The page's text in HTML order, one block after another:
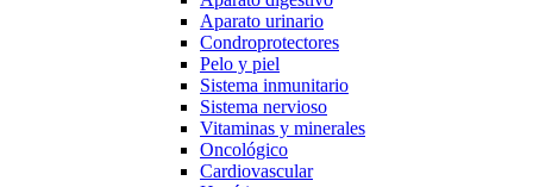
Aparato urinario
Condroprotectores
Pelo y piel
Sistema inmunitario
Sistema nervioso
Vitaminas y minerales
Oncológico
Cardiovascular